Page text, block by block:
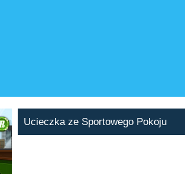
Ucieczka ze Sportowego Pokoju